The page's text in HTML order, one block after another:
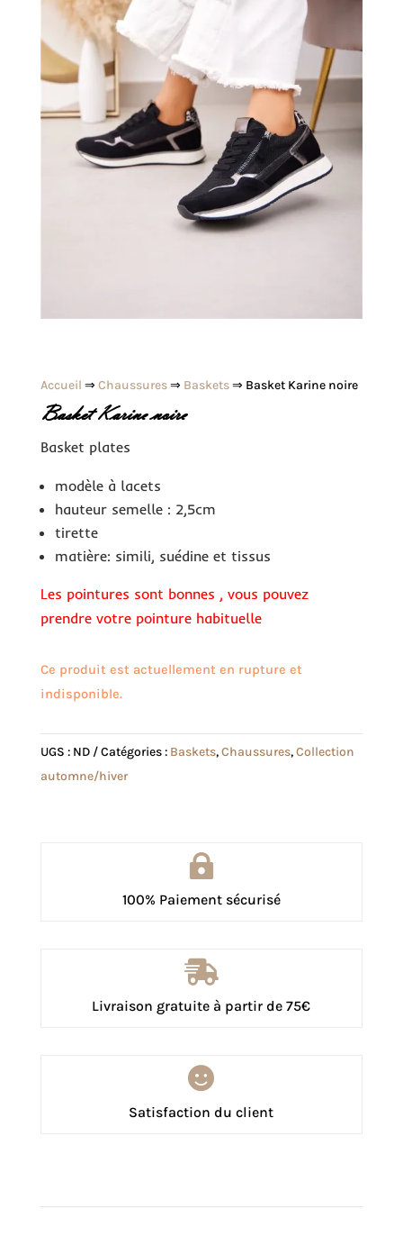
Accueil ⇒ Chaussures⇒ Baskets⇒ Basket Karine noire
Basket Karine noire
Basket plates
modèle à lacets
hauteur semelle : 2,5cm
tirette
matière: simili, suédine et tissus
Les pointures sont bonnes , vous pouvez
prendre votre pointure habituelle
Ce produit est actuellement en rupture et
indisponible.
UGS : ND Catégories : Baskets,Chaussures,Collection
automne/hiver

100% Paiement sécurisé

Livraison gratuite à partir de 75€

Satisfaction du client